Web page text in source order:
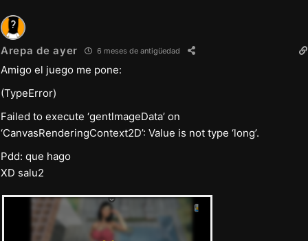
6 meses de antigüedad
Responde aArepa de ayer